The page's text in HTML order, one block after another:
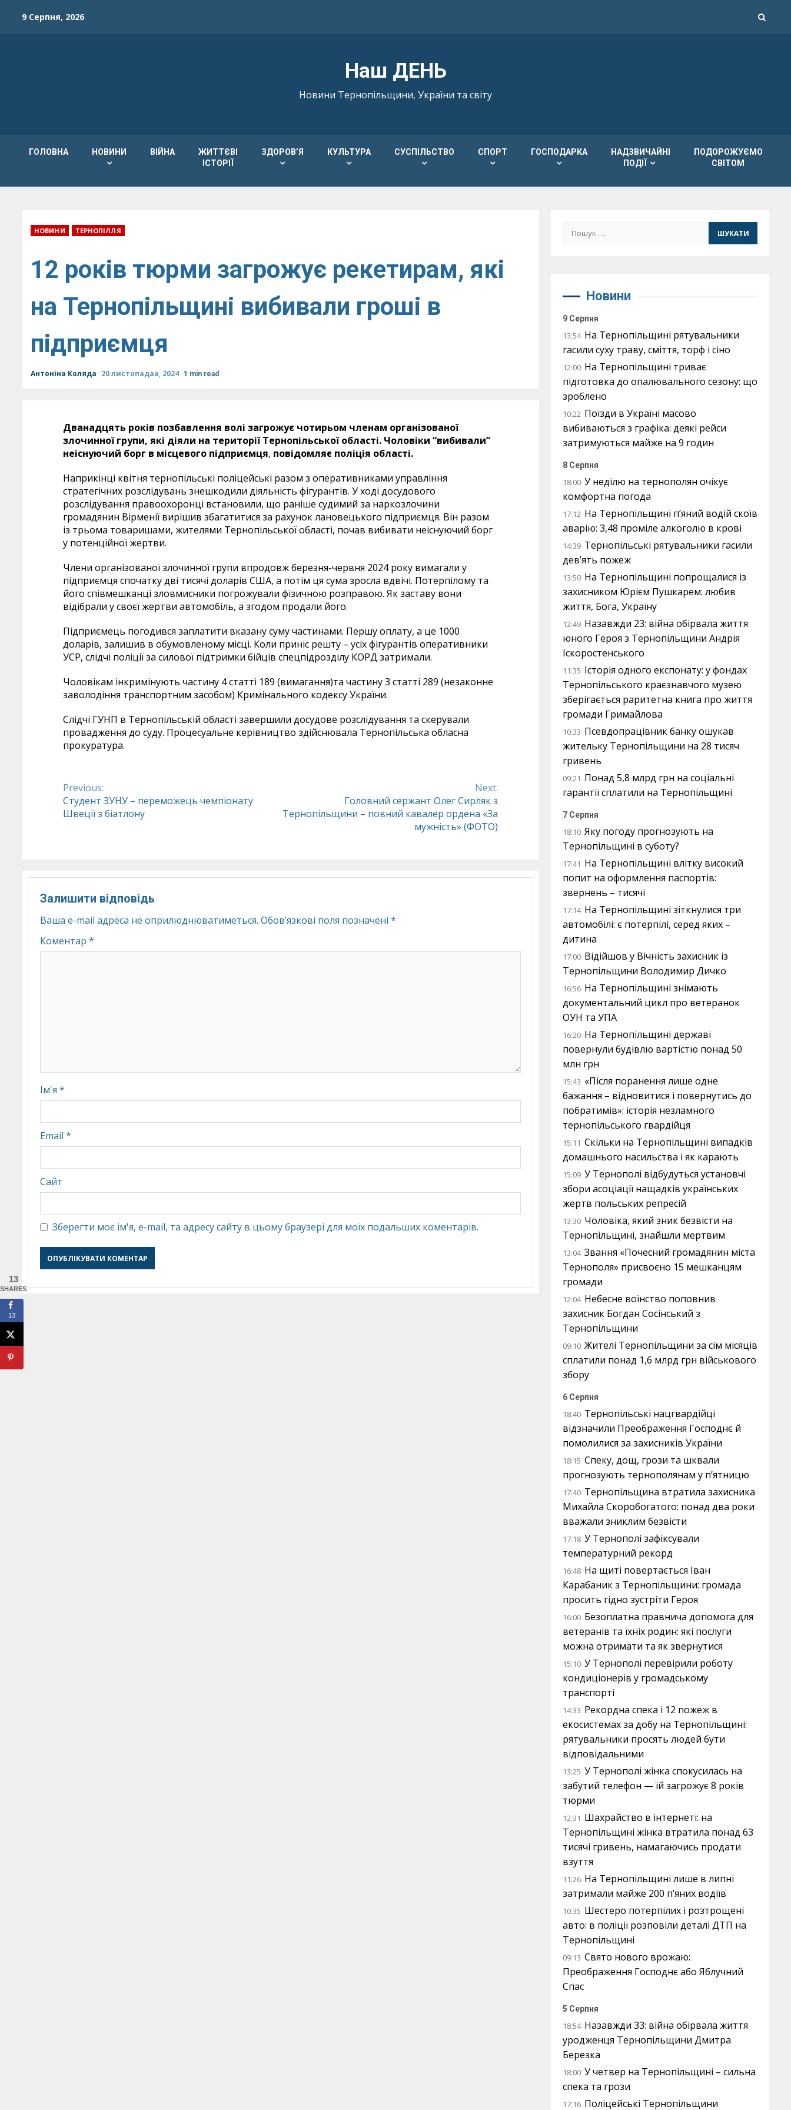
9 Серпня, 2026
Наш ДЕНЬ
Новини Тернопільщини, України та світу
ГОЛОВНА НОВИНИ ВІЙНА
ЖИТТЄВІ
ІСТОРІЇ
ЗДОРОВ’Я КУЛЬТУРА СУСПІЛЬСТВО СПОРТ ГОСПОДАРКА
НАДЗВИЧАЙНІ
ПОДІЇ
ПОДОРОЖУЄМО
СВІТОМ
НОВИНИ ТЕРНОПІЛЛЯ
12 років тюрми загрожує рекетирам, які
на Тернопільщині вибивали гроші в
підприємця
Антоніна Коляда 20 листопадаа, 2024 1 min read
Дванадцять років позбавлення волі загрожує чотирьом членам організованої
злочинної групи, які діяли на території Тернопільської області. Чоловіки “вибивали”
неіснуючий борг в місцевого підприємця, повідомляє поліція області.
Наприкінці квітня тернопільські поліцейські разом з оперативниками управління
стратегічних розслідувань знешкодили діяльність фігурантів. У ході досудового
розслідування правоохоронці встановили, що раніше судимий за наркозлочини
громадянин Вірменії вирішив збагатитися за рахунок лановецького підприємця. Він разом
із трьома товаришами, жителями Тернопільської області, почав вибивати неіснуючий борг
у потенційної жертви.
Члени організованої злочинної групи впродовж березня-червня 2024 року вимагали у
підприємця спочатку дві тисячі доларів США, а потім ця сума зросла вдвічі. Потерпілому та
його співмешканці зловмисники погрожували фізичною розправою. Як заставу вони
відібрали у своєї жертви автомобіль, а згодом продали його.
Підприємець погодився заплатити вказану суму частинами. Першу оплату, а це 1000
доларів, залишив в обумовленому місці. Коли приніс решту – усіх фігурантів оперативники
УСР, слідчі поліції за силової підтримки бійців спецпідрозділу КОРД затримали.
Чоловікам інкримінують частину 4 статті 189 (вимагання)та частину 3 статті 289 (незаконне
заволодіння транспортним засобом) Кримінального кодексу України.
Слідчі ГУНП в Тернопільській області завершили досудове розслідування та скерували
провадження до суду. Процесуальне керівництво здійснювала Тернопільська обласна
прокуратура.
Continue
Reading
Previous:
Студент ЗУНУ – переможець чемпіонату
Швеції з біатлону
Next:
Головний сержант Олег Сирляк з
Тернопільщини – повний кавалер ордена «За
мужність» (ФОТО)
Залишити відповідь
Ваша e-mail адреса не оприлюднюватиметься. Обов’язкові поля позначені *
Коментар *
Ім'я *
Email *
Сайт
Зберегти моє ім'я, e-mail, та адресу сайту в цьому браузері для моїх подальших коментарів.
Пошук:
Новини
9 Серпня
13:54 На Тернопільщині рятувальники
гасили суху траву, сміття, торф і сіно
12:00 На Тернопільщині триває
підготовка до опалювального сезону: що
зроблено
10:22 Поїзди в Україні масово
вибиваються з графіка: деякі рейси
затримуються майже на 9 годин
8 Серпня
18:00 У неділю на тернополян очікує
комфортна погода
17:12 На Тернопільщині п’яний водій скоїв
аварію: 3,48 проміле алкоголю в крові
14:39 Тернопільські рятувальники гасили
дев’ять пожеж
13:50 На Тернопільщині попрощалися із
захисником Юрієм Пушкарем: любив
життя, Бога, Україну
12:49 Назавжди 23: війна обірвала життя
юного Героя з Тернопільщини Андрія
Іскоростенського
11:35 Історія одного експонату: у фондах
Тернопільського краєзнавчого музею
зберігається раритетна книга про життя
громади Гримайлова
10:33 Псевдопрацівник банку ошукав
жительку Тернопільщини на 28 тисяч
гривень
09:21 Понад 5,8 млрд грн на соціальні
гарантії сплатили на Тернопільщині
7 Серпня
18:10 Яку погоду прогнозують на
Тернопільщині в суботу?
17:41 На Тернопільщині влітку високий
попит на оформлення паспортів:
звернень – тисячі
17:14 На Тернопільщині зіткнулися три
автомобілі: є потерпілі, серед яких –
дитина
17:00 Відійшов у Вічність захисник із
Тернопільщини Володимир Дичко
16:56 На Тернопільщині знімають
документальний цикл про ветеранок
ОУН та УПА
16:20 На Тернопільщині державі
повернули будівлю вартістю понад 50
млн грн
15:43 «Після поранення лише одне
бажання – відновитися і повернутись до
побратимів»: історія незламного
тернопільського гвардійця
15:11 Скільки на Тернопільщині випадків
домашнього насильства і як карають
15:09 У Тернополі відбудуться установчі
збори асоціації нащадків українських
жертв польських репресій
13:30 Чоловіка, який зник безвісти на
Тернопільщині, знайшли мертвим
13:04 Звання «Почесний громадянин міста
Тернополя» присвоєно 15 мешканцям
громади
12:04 Небесне воїнство поповнив
захисник Богдан Сосінський з
Тернопільщини
09:10 Жителі Тернопільщини за сім місяців
сплатили понад 1,6 млрд грн військового
збору
6 Серпня
18:40 Тернопільські нацгвардійці
відзначили Преображення Господнє й
помолилися за захисників України
18:15 Спеку, дощ, грози та шквали
прогнозують тернополянам у п’ятницю
17:40 Тернопільщина втратила захисника
Михайла Скоробогатого: понад два роки
вважали зниклим безвісти
17:18 У Тернополі зафіксували
температурний рекорд
16:48 На щиті повертається Іван
Карабаник з Тернопільщини: громада
просить гідно зустріти Героя
16:00 Безоплатна правнича допомога для
ветеранів та їхніх родин: які послуги
можна отримати та як звернутися
15:10 У Тернополі перевірили роботу
кондиціонерів у громадському
транспорті
14:33 Рекордна спека і 12 пожеж в
екосистемах за добу на Тернопільщині:
рятувальники просять людей бути
відповідальними
13:25 У Тернополі жінка спокусилась на
забутий телефон — їй загрожує 8 років
тюрми
12:31 Шахрайство в інтернеті: на
Тернопільщині жінка втратила понад 63
тисячі гривень, намагаючись продати
взуття
11:26 На Тернопільщині лише в липні
затримали майже 200 п’яних водіїв
10:35 Шестеро потерпілих і розтрощені
авто: в поліції розповіли деталі ДТП на
Тернопільщині
09:13 Свято нового врожаю:
Преображення Господнє або Яблучний
Спас
5 Серпня
18:54 Назавжди 33: війна обірвала життя
уродженця Тернопільщини Дмитра
Березка
18:00 У четвер на Тернопільщині – сильна
спека та грози
17:16 Поліцейські Тернопільщини
13
SHARES
13